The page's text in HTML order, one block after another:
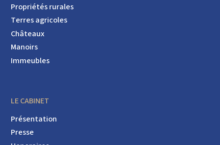
Propriétés rurales
Terres agricoles
Châteaux
Manoirs
Immeubles
LE CABINET
Présentation
Presse